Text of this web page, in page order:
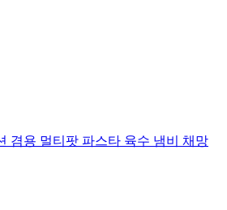
겸용 멀티팟 파스타 육수 냄비 채망